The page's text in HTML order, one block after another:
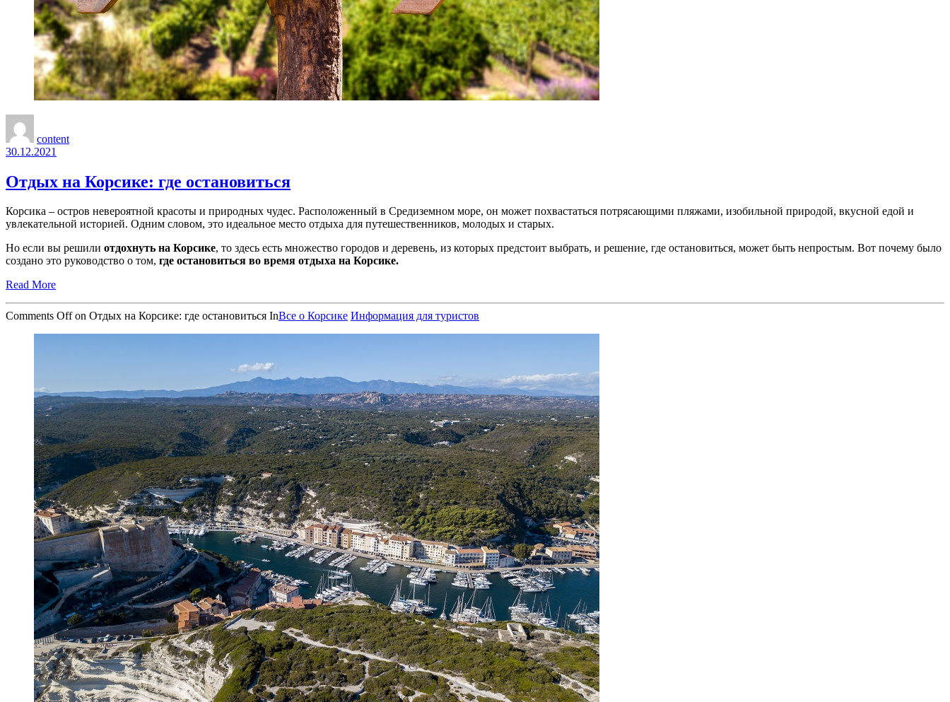
content
30.12.2021
Отдых на Корсике: где остановиться
Корсика – остров невероятной красоты и природных чудес. Расположенный в Средиземном море, он может похвастаться потрясающими пляжами, изобильной природой, вкусной едой и
увлекательной историей. Одним словом, это идеальное место отдыха для путешественников, молодых и старых.
Но если вы решили отдохнуть на Корсике, то здесь есть множество городов и деревень, из которых предстоит выбрать, и решение, где остановиться, может быть непростым. Вот почему было
создано это руководство о том, где остановиться во время отдыха на Корсике.
Read More
Comments Offon Отдых на Корсике: где остановиться InВсе о Корсике Информация для туристов